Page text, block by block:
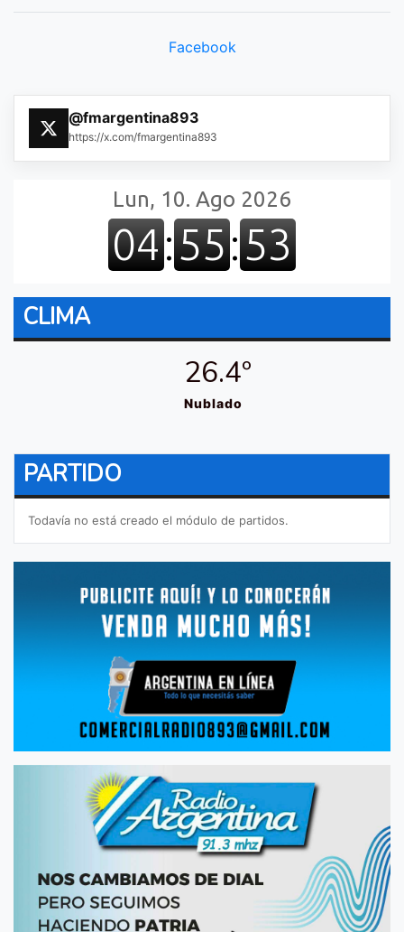
Facebook
@fmargentina893
https://x.com/fmargentina893
CLIMA
26.4º
Nublado
PARTIDO
Todavía no está creado el módulo de partidos.